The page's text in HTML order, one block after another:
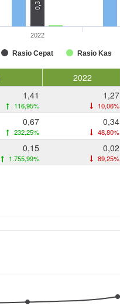
0,3
Rasio Cepat Rasio Kas
2022
2022
1,41
116,95%
1,27
10,06%
0,67
232,25%
0,34
48,80%
0,15
1.755,99%
0,02
89,25%